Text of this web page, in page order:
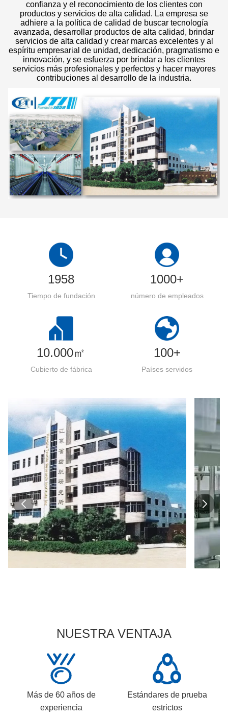
confianza y el reconocimiento de los clientes con
productos y servicios de alta calidad. La empresa se
adhiere a la política de calidad de buscar tecnología
avanzada, desarrollar productos de alta calidad, brindar
servicios de alta calidad y crear marcas excelentes y al
espíritu empresarial de unidad, dedicación, pragmatismo e
innovación, y se esfuerza por brindar a los clientes
servicios más profesionales y perfectos y hacer mayores
contribuciones al desarrollo de la industria.
1958
Tiempo de fundación
1000+
número de empleados
10.000㎡
Cubierto de fábrica
100+
Países servidos
NUESTRA VENTAJA
Más de 60 años de
experiencia
Estándares de prueba
estrictos